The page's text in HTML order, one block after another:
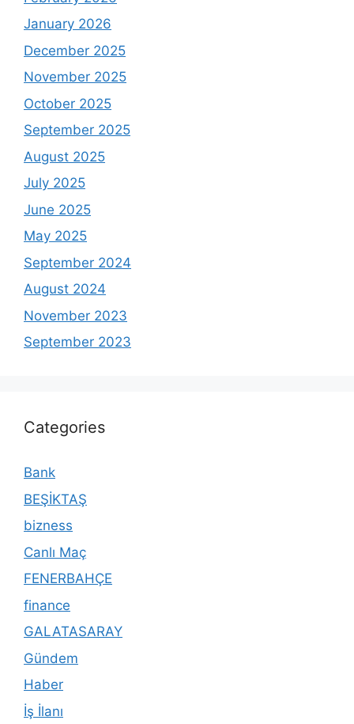
January 2026
December 2025
November 2025
October 2025
September 2025
August 2025
July 2025
June 2025
May 2025
September 2024
August 2024
November 2023
September 2023
Categories
Bank
BEŞİKTAŞ
bizness
Canlı Maç
FENERBAHÇE
finance
GALATASARAY
Gündem
Haber
İş İlanı